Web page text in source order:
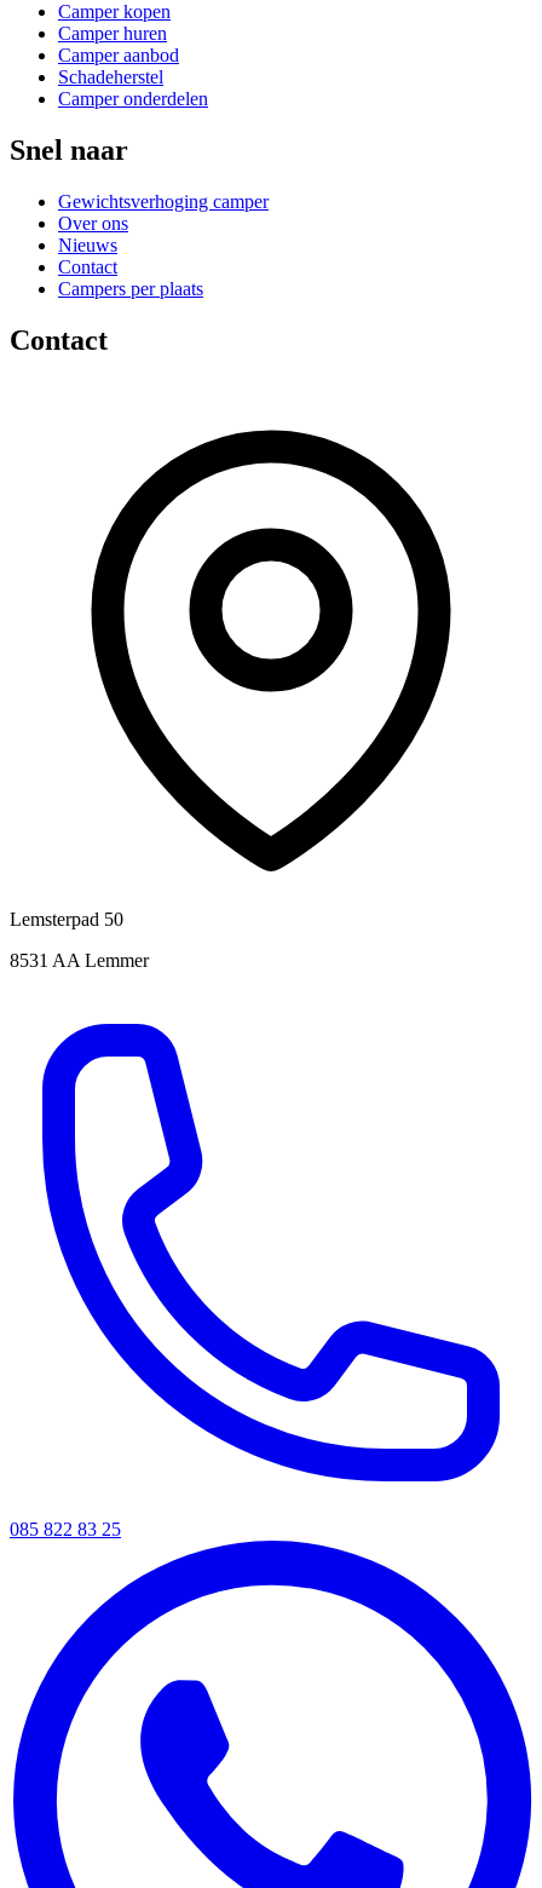
Camper kopen
Camper huren
Camper aanbod
Schadeherstel
Camper onderdelen
Snel naar
Gewichtsverhoging camper
Over ons
Nieuws
Contact
Campers per plaats
Contact
Lemsterpad 50
8531 AA Lemmer
085 822 83 25